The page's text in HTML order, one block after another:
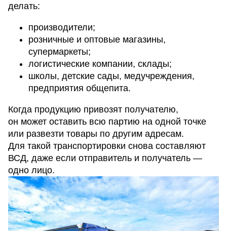
делать:
производители;
розничные и оптовые магазины,
супермаркеты;
логистические компании, склады;
школы, детские сады, медучреждения,
предприятия общепита.
Когда продукцию привозят получателю,
он может оставить всю партию на одной точке
или развезти товары по другим адресам.
Для такой транспортировки снова составляют
ВСД, даже если отправитель и получатель —
одно лицо.